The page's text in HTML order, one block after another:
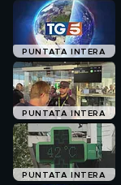
PUNTATA INTERA
PUNTATA INTERA
PUNTATA INTERA